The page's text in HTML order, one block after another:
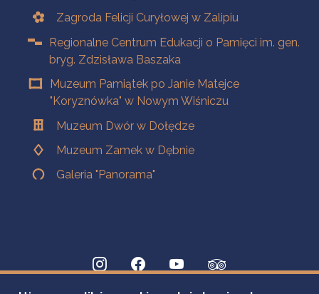
Zagroda Felicji Curyłowej w Zalipiu
Regionalne Centrum Edukacji o Pamięci im. gen.
bryg. Zdzisława Baszaka
Muzeum Pamiątek po Janie Matejce
"Koryznówka" w Nowym Wiśniczu
Muzeum Dwór w Dołędze
Muzeum Zamek w Dębnie
Galeria "Panorama"